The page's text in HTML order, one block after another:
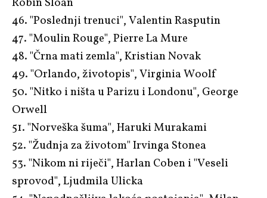
46. "Poslednji trenuci", Valentin Rasputin
47. "Moulin Rouge", Pierre La Mure
48. "Črna mati zemla", Kristian Novak
49. "Orlando, životopis", Virginia Woolf
50. "Nitko i ništa u Parizu i Londonu", George
Orwell
51. "Norveška šuma", Haruki Murakami
52. "Žudnja za životom" Irvinga Stonea
53. "Nikom ni riječi", Harlan Coben i "Veseli
sprovod", Ljudmila Ulicka